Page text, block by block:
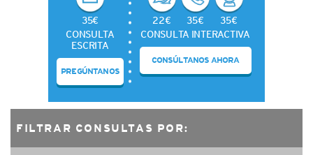
35€
CONSULTA
ESCRITA
PREGÚNTANOS
22€ 35€
35€
CONSULTA INTERACTIVA
CONSÚLTANOS AHORA
FILTRAR CONSULTAS POR: